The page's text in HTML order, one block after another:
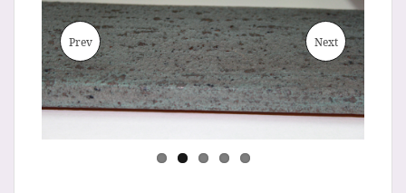
Prev Next